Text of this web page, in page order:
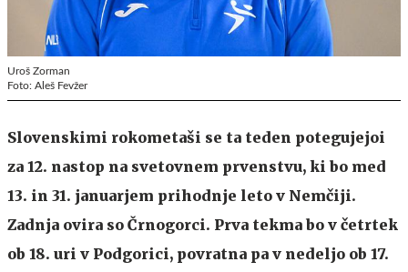
Uroš Zorman
Foto: Aleš Fevžer
Slovenskimi rokometaši se ta teden potegujejoi
za 12. nastop na svetovnem prvenstvu, ki bo med
13. in 31. januarjem prihodnje leto v Nemčiji.
Zadnja ovira so Črnogorci. Prva tekma bo v četrtek
ob 18. uri v Podgorici, povratna pa v nedeljo ob 17.